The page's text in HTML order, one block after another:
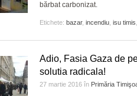
bărbat carbonizat.
Etichete: bazar, incendiu isu timis
Adio, Fasia Gaza de
solutia radicala!
27 martie 2016 în Primăria